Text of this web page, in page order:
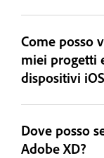
Come posso
miei progetti
dispositivi
Dove posso
Adobe XD?